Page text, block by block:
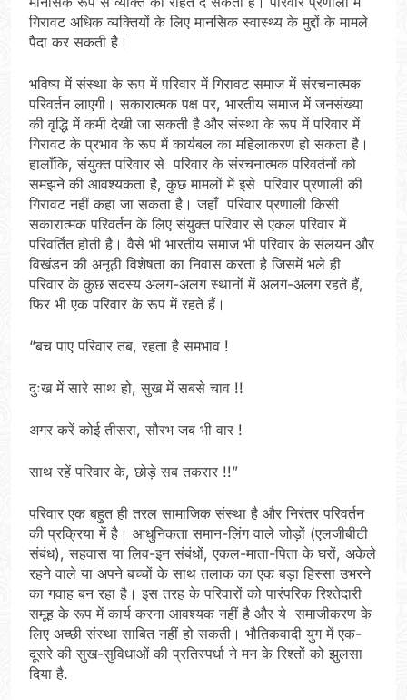
गिरावट अधिक व्यक्तियों के लिए मानसिक स्वास्थ्य के मुद्दों के मामले
पैदा कर सकती है।
भविष्य में संस्था के रूप में परिवार में गिरावट समाज में संरचनात्मक
परिवर्तन लाएगी। सकारात्मक पक्ष पर, भारतीय समाज में जनसंख्या
की वृद्धि में कमी देखी जा सकती है और संस्था के रूप में परिवार में
गिरावट के प्रभाव के रूप में कार्यबल का महिलाकरण हो सकता है।
हालाँकि, संयुक्त परिवार से परिवार के संरचनात्मक परिवर्तनों को
समझने की आवश्यकता है, कुछ मामलों में इसे परिवार प्रणाली की
गिरावट नहीं कहा जा सकता है। जहाँ परिवार प्रणाली किसी
सकारात्मक परिवर्तन के लिए संयुक्त परिवार से एकल परिवार में
परिवर्तित होती है। वैसे भी भारतीय समाज भी परिवार के संलयन और
विखंडन की अनूठी विशेषता का निवास करता है जिसमें भले ही
परिवार के कुछ सदस्य अलग-अलग स्थानों में अलग-अलग रहते हैं,
फिर भी एक परिवार के रूप में रहते हैं।
“बच पाए परिवार तब, रहता है समभाव !
दुःख में सारे साथ हो, सुख में सबसे चाव !!
अगर करें कोई तीसरा, सौरभ जब भी वार !
साथ रहें परिवार के, छोड़े सब तकरार !!”
परिवार एक बहुत ही तरल सामाजिक संस्था है और निरंतर परिवर्तन
की प्रक्रिया में है। आधुनिकता समान-लिंग वाले जोड़ों (एलजीबीटी
संबंध), सहवास या लिव-इन संबंधों, एकल-माता-पिता के घरों, अकेले
रहने वाले या अपने बच्चों के साथ तलाक का एक बड़ा हिस्सा उभरने
का गवाह बन रहा है। इस तरह के परिवारों को पारंपरिक रिश्तेदारी
समूह के रूप में कार्य करना आवश्यक नहीं है और ये समाजीकरण के
लिए अच्छी संस्था साबित नहीं हो सकती। भौतिकवादी युग में एक-
दूसरे की सुख-सुविधाओं की प्रतिस्पर्धा ने मन के रिश्तों को झुलसा
दिया है.